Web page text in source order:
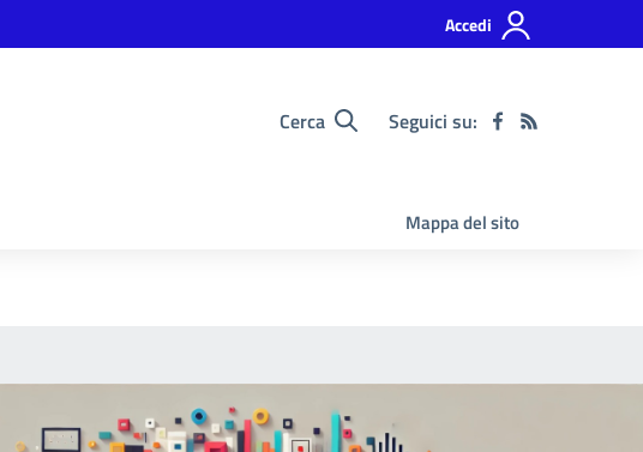
Accedi
Cerca Seguici su:
Mappa del sito